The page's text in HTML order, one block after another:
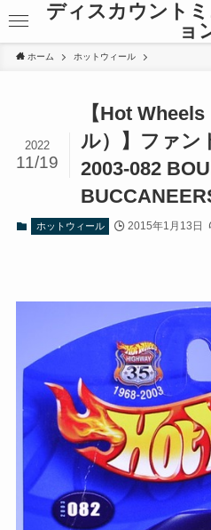
ディスカウント
ョ
ホーム ホットウィール
【Hot
ル）】ファ
2003-082
2022
11/19
ホットウィール 2015年1月13日